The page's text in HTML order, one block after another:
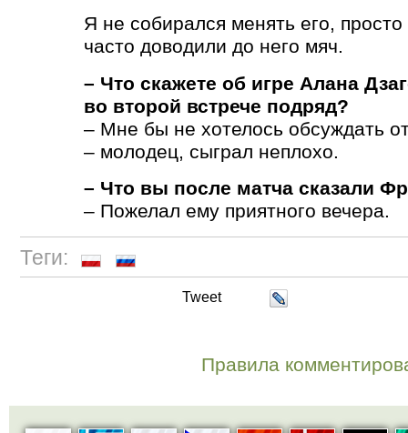
Я не собирался менять его,
часто доводили до него мяч.
– Что скажете об игре Алана
во второй встрече подряд?
– Мне бы не хотелось обсуждать
– молодец, сыграл неплохо.
– Что вы после матча сказали
– Пожелал ему приятного вечера.
Теги:
Tweet
Правила